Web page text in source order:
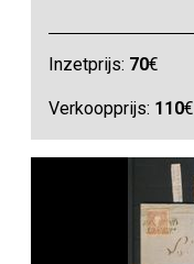
Inzetprijs: 70€
Verkoopprijs: 110€